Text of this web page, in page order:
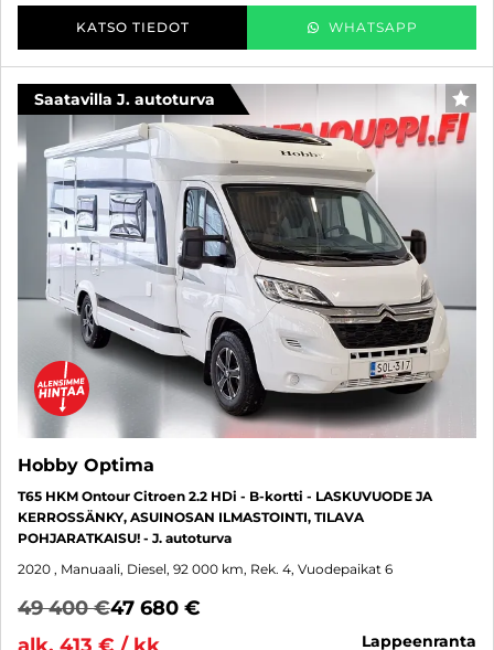
KATSO TIEDOT WHATSAPP
Saatavilla J. autoturva
Hobby Optima
T65 HKM Ontour Citroen 2.2 HDi - B-kortti - LASKUVUODE JA
KERROSSÄNKY, ASUINOSAN ILMASTOINTI, TILAVA
POHJARATKAISU! - J. autoturva
2020 , Manuaali, Diesel, 92 000 km, Rek. 4, Vuodepaikat 6
49 400 €47 680 €
lappeenranta